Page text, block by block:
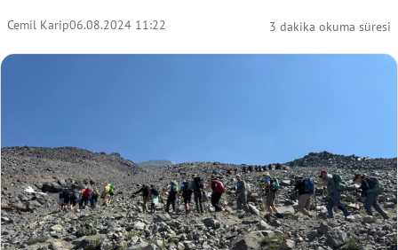
Cemil Karip06.08.2024 11:22 3 dakika okuma süresi